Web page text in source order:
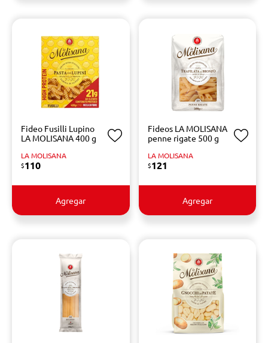
Fideo Fusilli Lupino
LA MOLISANA 400 g
LA MOLISANA
$110
Agregar
Fideos LA MOLISANA
penne rigate 500 g
LA MOLISANA
$121
Agregar